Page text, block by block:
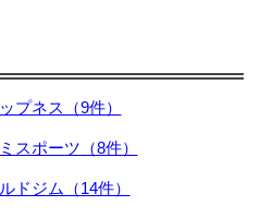
プネス（9件）
スポーツ（8件）
ドジム（14件）